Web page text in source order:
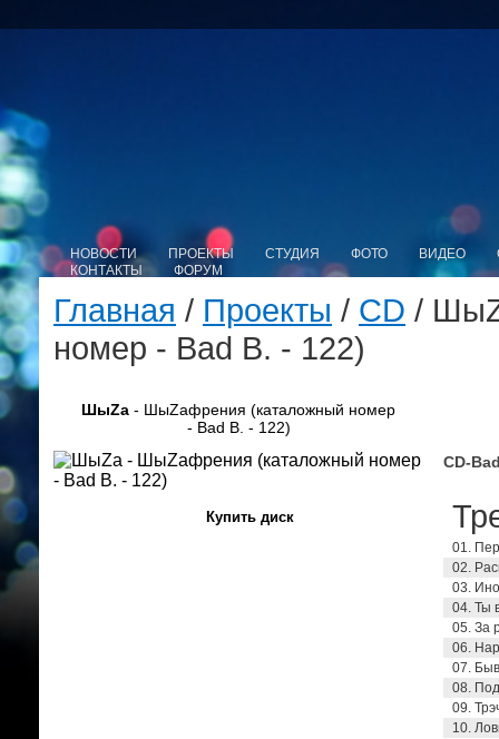
НОВОСТИ ПРОЕКТЫ СТУДИЯ ФОТО ВИДЕО
КОНТАКТЫ
ФОРУМ
Главная / Проекты / CD /
номер - Bad B. - 122)
ШыZa - ШыZaфрения (каталожный номер
- Bad B. - 122)
Купить диск
CD-
01.
02.
03.
04. Ты
05. За
06.
07.
08.
09.
10.